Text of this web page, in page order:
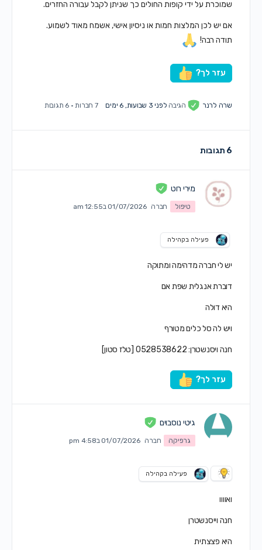
שמוכרת על ידי קופות החולים כך שניתן לקבל עבורה החזרים.
אם יש לכן המלצות חמות או ניסיון אישי, אשמח מאוד לשמוע.
תודה רבה!
עזר לך?
שרה לרנר הגיבה לפני 3 שבועות, 6 ימים 7 חברות · 6 תגובות
6 תגובות
מירי רוט
טיפול חברה 01/07/2026 ב12:55 am
פעילה בקהילה
יש לי חברה מדהימה ומתוקה
דוברת אנגלית שפת אם
היא דולה
ויש לה סל כלים מטורף
חנה ויסנשטרן: 0528538622 [טלז סטון]
עזר לך?
גיטי נוסבוים
גרפיקה חברה 01/07/2026 ב4:58 pm
פעילה בקהילה
ואוווו
חנה וייסנשטרן
היא פצצתית